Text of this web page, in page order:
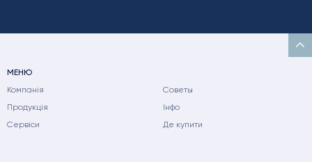
МЕНЮ
Компанія
Продукція
Сервіси
Советы
Інфо
Де купити